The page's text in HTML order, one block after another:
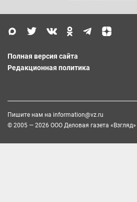
Полная версия сайта
Редакционная политика
Пишите нам на information@vz.ru
© 2005 — 2026 ООО Деловая газета «Взгляд»